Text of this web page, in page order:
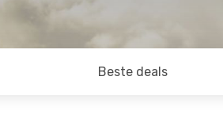
Beste deals